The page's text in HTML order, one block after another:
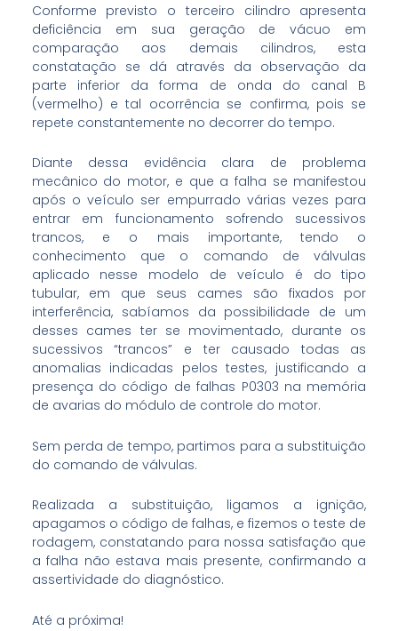
Conforme previsto o terceiro cilindro apresenta
deficiência em sua geração de vácuo em
comparação aos demais cilindros, esta
constatação se dá através da observação da
parte inferior da forma de onda do canal B
(vermelho) e tal ocorrência se confirma, pois se
repete constantemente no decorrer do tempo.
Diante dessa evidência clara de problema
mecânico do motor, e que a falha se manifestou
após o veículo ser empurrado várias vezes para
entrar em funcionamento sofrendo sucessivos
trancos, e o mais importante, tendo o
conhecimento que o comando de válvulas
aplicado nesse modelo de veículo é do tipo
tubular, em que seus cames são fixados por
interferência, sabíamos da possibilidade de um
desses cames ter se movimentado, durante os
sucessivos “trancos” e ter causado todas as
anomalias indicadas pelos testes, justificando a
presença do código de falhas P0303 na memória
de avarias do módulo de controle do motor.
Sem perda de tempo, partimos para a substituição
do comando de válvulas.
Realizada a substituição, ligamos a ignição,
apagamos o código de falhas, e fizemos o teste de
rodagem, constatando para nossa satisfação que
a falha não estava mais presente, confirmando a
assertividade do diagnóstico.
Até a próxima!